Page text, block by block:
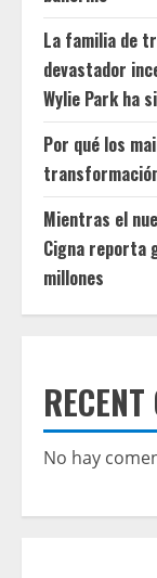
La familia de
devastador
Wylie Park ha
Por qué los
Mientras el
Cigna reporta
millones
No hay